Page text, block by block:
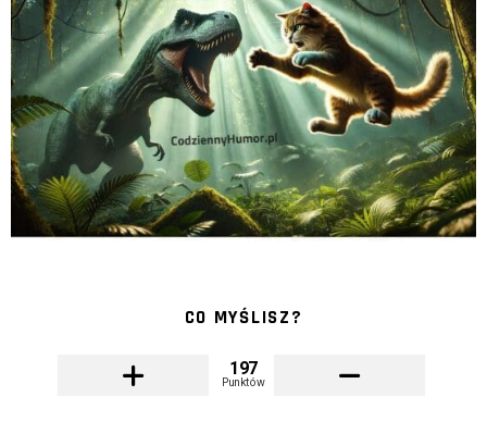
CO MYŚLISZ?
197
Punktów